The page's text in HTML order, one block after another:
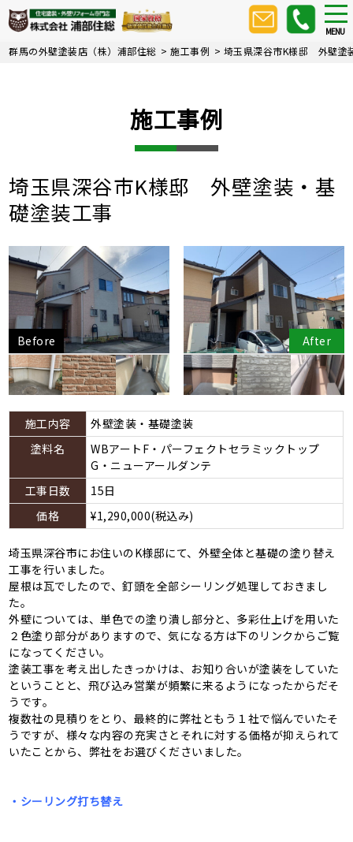
Skip
to
content
MENU
群馬の外壁塗装店（株）浦部住総 >施工事例 > 埼玉県深谷市K様邸 外壁塗
施工事例
埼玉県深谷市K様邸 外壁塗装・基
礎塗装工事
Before After
施工内容
外壁塗装・基礎塗装
塗料名
WBアートF・パーフェクトセラミックトップ
G・ニューアールダンテ
工事日数
15日
価格
¥1,290,000(税込み)
埼玉県深谷市にお住いのK様邸にて、外壁全体と基礎の塗り替え
工事を行いました。
屋根は瓦でしたので、釘頭を全部シーリング処理しておきまし
た。
外壁については、単色での塗り潰し部分と、多彩仕上げを用いた
２色塗り部分がありますので、気になる方は下のリンクからご覧
になってください。
塗装工事を考え出したきっかけは、お知り合いが塗装をしていた
ということと、飛び込み営業が頻繁に来るようになったからだそ
うです。
複数社の見積りをとり、最終的に弊社ともう１社で悩んでいたそ
うですが、様々な内容の充実さとそれに対する価格が抑えられて
いたことから、弊社をお選びくださいました。
・シーリング打ち替え